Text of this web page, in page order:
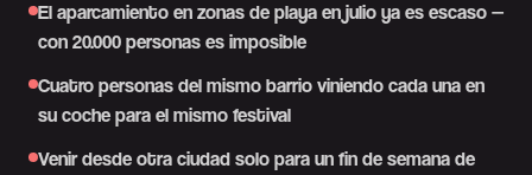
El aparcamiento en zonas de playa en julio ya es escaso —
con 20.000 personas es imposible
Cuatro personas del mismo barrio viniendo cada una en
su coche para el mismo festival
Venir desde otra ciudad solo para un fin de semana de